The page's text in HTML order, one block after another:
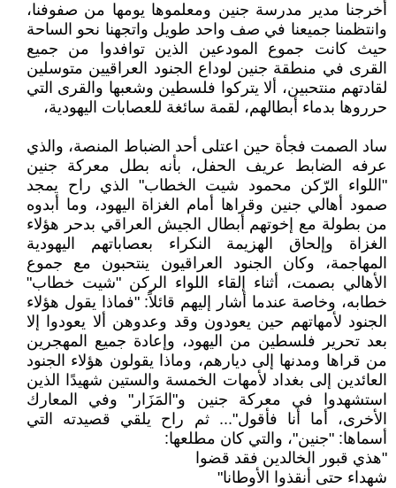
أخرجنا مدير مدرسة جنين ومعلموها يومها من صفوفنا،
وانتظمنا جميعنا في صف واحد طويل واتجهنا نحو الساحة
حيث كانت جموع المودعين الذين توافدوا من جميع
القرى في منطقة جنين لوداع الجنود العراقيين متوسلين
لقادتهم منتحبين، ألا يتركوا فلسطين وشعبها والقرى التي
حرروها بدماء أبطالهم، لقمة سائغة للعصابات اليهودية،
ساد الصمت فجأة حين اعتلى أحد الضباط المنصة، والذي
عرفه الضابط عريف الحفل، بأنه بطل معركة جنين
"اللواء الرّكن محمود شيت الخطاب" الذي راح يمجد
صمود أهالي جنين وقراها أمام الغزاة اليهود، وما أبدوه
من بطولة مع إخوتهم أبطال الجيش العراقي بدحر هؤلاء
الغزاة وإلحاق الهزيمة النكراء بعصاباتهم اليهودية
المهاجمة، وكان الجنود العراقيون ينتحبون مع جموع
الأهالي بصمت، أثناء إلقاء اللواء الركن "شيت خطاب"
خطابه، وخاصة عندما أشار إليهم قائلاً: "فماذا يقول هؤلاء
الجنود لأمهاتهم حين يعودون وقد وعدوهن ألا يعودوا إلا
بعد تحرير فلسطين من اليهود، وإعادة جميع المهجرين
من قراها ومدنها إلى ديارهم، وماذا يقولون هؤلاء الجنود
العائدين إلى بغداد لأمهات الخمسة والستين شهيدًا الذين
استشهدوا في معركة جنين و"المَزَار" وفي المعارك
الأخرى، أما أنا فأقول"... ثم راح يلقي قصيدته التي
أسماها: "جنين"، والتي كان مطلعها:
"هذي قبور الخالدين فقد قضوا
شهداء حتى أنقذوا الأوطانا"